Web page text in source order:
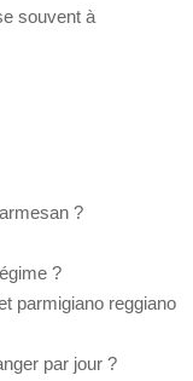
souvent à
?
?
parmigiano reggiano
par jour ?